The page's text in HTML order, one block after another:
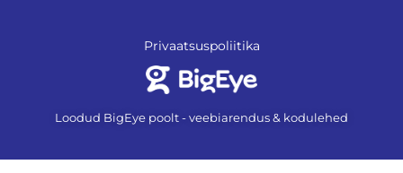
Privaatsuspoliitika
Loodud BigEye poolt - veebiarendus & kodulehed